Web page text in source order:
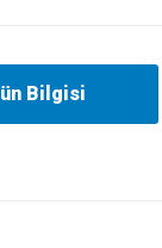
Bilgisi